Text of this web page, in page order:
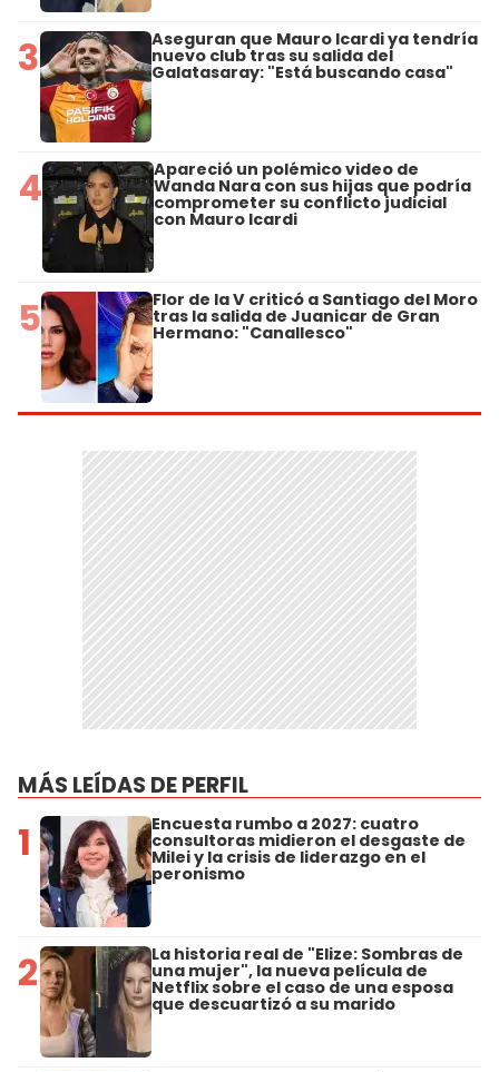
3 Aseguran que Mauro Icardi ya tendría
nuevo club tras su salida del
Galatasaray: "Está buscando casa"
4 Apareció un polémico video de
Wanda Nara con sus hijas que podría
comprometer su conflicto judicial
con Mauro Icardi
5 Flor de la V criticó a Santiago del Moro
tras la salida de Juanicar de Gran
Hermano: "Canallesco"
MÁS LEÍDAS DE PERFIL
1 Encuesta rumbo a 2027: cuatro
consultoras midieron el desgaste de
Milei y la crisis de liderazgo en el
peronismo
2 La historia real de "Elize: Sombras de
una mujer", la nueva película de
Netflix sobre el caso de una esposa
que descuartizó a su marido